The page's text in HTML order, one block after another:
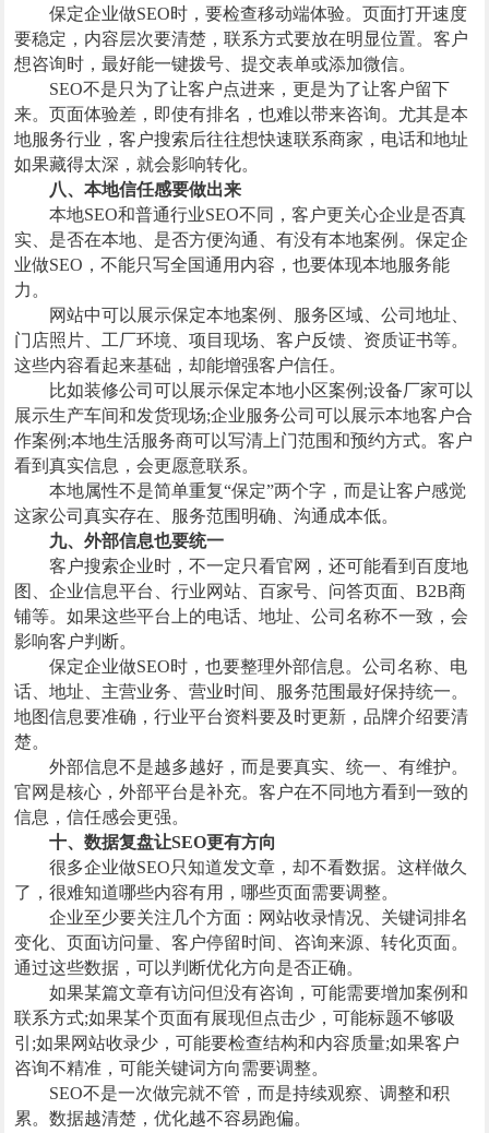
保定企业做SEO时，要检查移动端体验。页面打开速度
要稳定，内容层次要清楚，联系方式要放在明显位置。客户
想咨询时，最好能一键拨号、提交表单或添加微信。
SEO不是只为了让客户点进来，更是为了让客户留下
来。页面体验差，即使有排名，也难以带来咨询。尤其是本
地服务行业，客户搜索后往往想快速联系商家，电话和地址
如果藏得太深，就会影响转化。
八、本地信任感要做出来
本地SEO和普通行业SEO不同，客户更关心企业是否真
实、是否在本地、是否方便沟通、有没有本地案例。保定企
业做SEO，不能只写全国通用内容，也要体现本地服务能
力。
网站中可以展示保定本地案例、服务区域、公司地址、
门店照片、工厂环境、项目现场、客户反馈、资质证书等。
这些内容看起来基础，却能增强客户信任。
比如装修公司可以展示保定本地小区案例;设备厂家可以
展示生产车间和发货现场;企业服务公司可以展示本地客户合
作案例;本地生活服务商可以写清上门范围和预约方式。客户
看到真实信息，会更愿意联系。
本地属性不是简单重复“保定”两个字，而是让客户感觉
这家公司真实存在、服务范围明确、沟通成本低。
九、外部信息也要统一
客户搜索企业时，不一定只看官网，还可能看到百度地
图、企业信息平台、行业网站、百家号、问答页面、B2B商
铺等。如果这些平台上的电话、地址、公司名称不一致，会
影响客户判断。
保定企业做SEO时，也要整理外部信息。公司名称、电
话、地址、主营业务、营业时间、服务范围最好保持统一。
地图信息要准确，行业平台资料要及时更新，品牌介绍要清
楚。
外部信息不是越多越好，而是要真实、统一、有维护。
官网是核心，外部平台是补充。客户在不同地方看到一致的
信息，信任感会更强。
十、数据复盘让SEO更有方向
很多企业做SEO只知道发文章，却不看数据。这样做久
了，很难知道哪些内容有用，哪些页面需要调整。
企业至少要关注几个方面：网站收录情况、关键词排名
变化、页面访问量、客户停留时间、咨询来源、转化页面。
通过这些数据，可以判断优化方向是否正确。
如果某篇文章有访问但没有咨询，可能需要增加案例和
联系方式;如果某个页面有展现但点击少，可能标题不够吸
引;如果网站收录少，可能要检查结构和内容质量;如果客户
咨询不精准，可能关键词方向需要调整。
SEO不是一次做完就不管，而是持续观察、调整和积
累。数据越清楚，优化越不容易跑偏。